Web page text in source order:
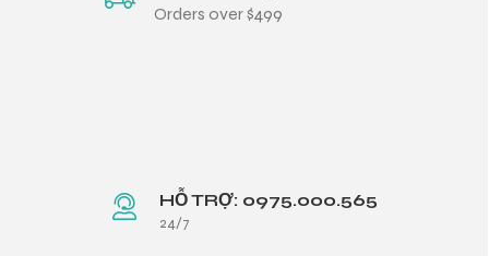
Orders over $499
HỖ TRỢ: 0975.000.565
24/7